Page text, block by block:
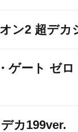
ン2 超デカ
ゲート ゼ
カ199ver.